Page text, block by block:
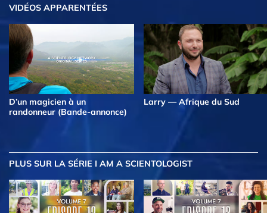
VIDÉOS APPARENTÉES
D’un magicien à un
randonneur (Bande-annonce)
Larry — Afrique du Sud
PLUS SUR LA SÉRIE I AM A SCIENTOLOGIST